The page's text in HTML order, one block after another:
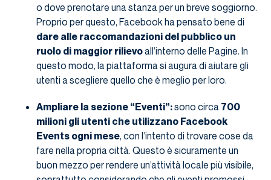
o dove prenotare una stanza per un breve soggiorno.
Proprio per questo, Facebook ha pensato bene di
dare alle raccomandazioni del pubblico un
ruolo di maggior rilievoall’interno delle Pagine. In
questo modo, la piattaforma si augura di aiutare gli
utenti a scegliere quello che è meglio per loro.
Ampliare la sezione “Eventi”:sono circa 700
milioni gli utenti che utilizzano Facebook
Events ogni mese, con l’intento di trovare cose da
fare nella propria città. Questo è sicuramente un
buon mezzo per rendere un’attività locale più visibile,